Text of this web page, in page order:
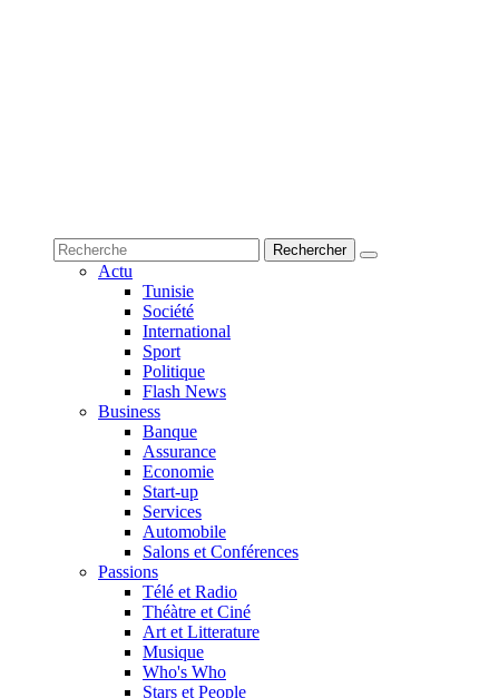
Actu
Tunisie
Société
International
Sport
Politique
Flash News
Business
Banque
Assurance
Economie
Start-up
Services
Automobile
Salons et Conférences
Passions
Télé et Radio
Théàtre et Ciné
Art et Litterature
Musique
Who's Who
Stars et People